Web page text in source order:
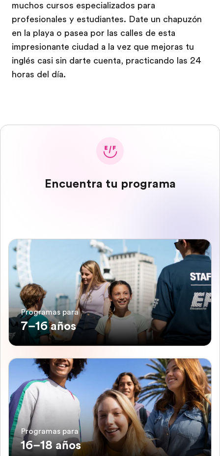
muchos cursos especializados para
profesionales y estudiantes. Date un chapuzón
en la playa o pasea por las calles de esta
impresionante ciudad a la vez que mejoras tu
inglés casi sin darte cuenta, practicando las 24
horas del día.
Encuentra tu programa
Programas para
7–16 años
Programas para
16–18 años